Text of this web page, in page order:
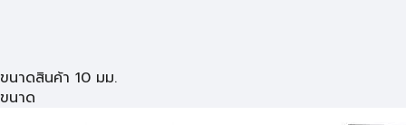
ขนาดสินค้า 10 มม.
ขนาด